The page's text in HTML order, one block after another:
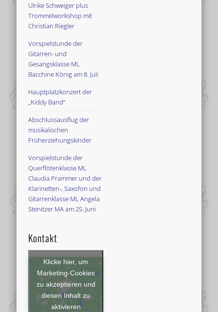
Ulrike Schweiger plus
Trommelworkshop mit
Christian Riegler
Vorspielstunde der
Gitarren- und
Gesangsklasse ML
Bacchine König am 8. Juli
Hauptplatzkonzert der
„Kiddy Band“
Abschlussausflug der
musikalischen
Früherziehungskinder
Vorspielstunde der
Querflötenklasse ML
Claudia Prammer und der
Klarinetten-, Saxofon und
Gitarrenklasse ML Angela
Stenitzer MA am 25. Juni
Kontakt
Klicke hier, um
Marketing-Cookies
zu akzeptieren und
diesen Inhalt zu
aktivieren